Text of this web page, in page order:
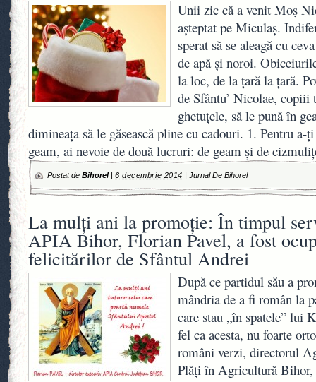
Unii zic că a venit Moş
aşteptat pe Miculaş.
sperat să se aleagă cu
de apă şi noroi.
la loc, de la ţară la ţară.
de Sfântu’ Nicolae, copiii
ghetuţele, să le pună în
dimineaţa să le găsească pline cu cadouri. 1. Pentru
geam, ai nevoie de două lucruri: de geam şi de
Postat de Bihorel| 6 decembrie 2014 | Jurnal De Bihorel
La mulţi ani la promoţie: În timpul
APIA Bihor, Florian Pavel, a fost
felicitărilor de Sfântul Andrei
După ce partidul său a
mândria de a fi român la
care stau „în spatele” lui
fel ca acesta, nu foarte
români verzi, directorul
Plăţi în Agricultură Bihor,